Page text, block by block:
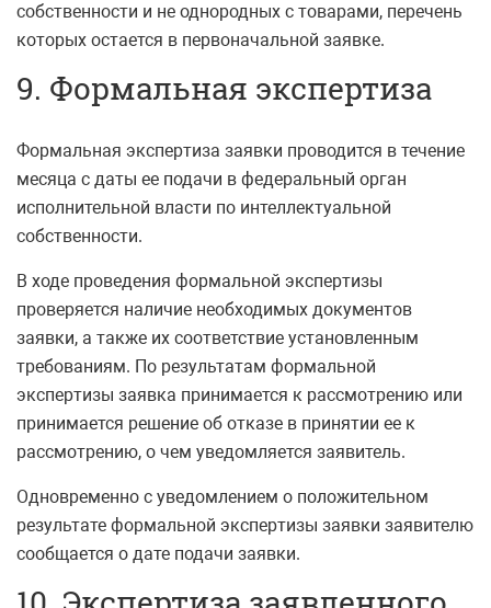
собственности и не однородных с товарами, перечень
которых остается в первоначальной заявке.
9. Формальная экспертиза
Формальная экспертиза заявки проводится в течение
месяца с даты ее подачи в федеральный орган
исполнительной власти по интеллектуальной
собственности.
В ходе проведения формальной экспертизы
проверяется наличие необходимых документов
заявки, а также их соответствие установленным
требованиям. По результатам формальной
экспертизы заявка принимается к рассмотрению или
принимается решение об отказе в принятии ее к
рассмотрению, о чем уведомляется заявитель.
Одновременно с уведомлением о положительном
результате формальной экспертизы заявки заявителю
сообщается о дате подачи заявки.